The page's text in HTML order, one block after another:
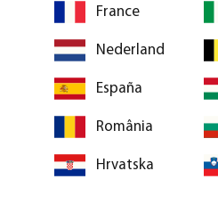
France
Nederland
España
România
Hrvatska